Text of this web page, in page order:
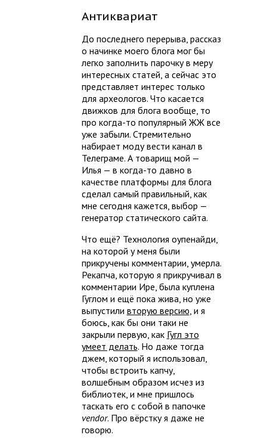
Антиквариат
До последнего перерыва, рассказ
о начинке моего блога мог бы
легко заполнить парочку в меру
интересных статей, а сейчас это
представляет интерес только
для археологов. Что касается
движков для блога вообще, то
про когда-то популярный ЖЖ все
уже забыли. Стремительно
набирает моду вести канал в
Телеграме. А товарищ мой —
Илья — в когда-то давно в
качестве платформы для блога
сделал самый правильный, как
мне сегодня кажется, выбор —
генератор статического сайта.
Что ещё? Технология оупенайди,
на которой у меня были
прикручены комментарии, умерла.
Рекапча, которую я прикручивал в
комментарии Ире, была куплена
Гуглом и ещё пока жива, но уже
выпустили вторую версию , и я
боюсь, как бы они таки не
закрыли первую, как Гугл это
умеет делать. Но даже тогда
джем, который я использовал,
чтобы встроить капчу,
волшебным образом исчез из
библиотек, и мне пришлось
таскать его с собой в папочке
vendor. Про вёрстку я даже не
говорю.